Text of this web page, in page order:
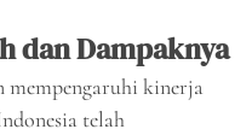
dan Dampaknya
mempengaruhi kinerja
telah